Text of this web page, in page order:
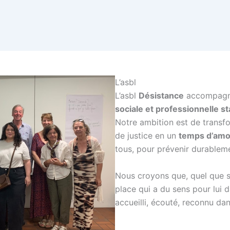
L’asbl
L’asbl Désistance
sociale et professionnelle
Notre ambition est de
de justice en un temps
tous, pour prévenir
Nous croyons que, quel que
place qui a du sens pour lui
accueilli, écouté, reconnu